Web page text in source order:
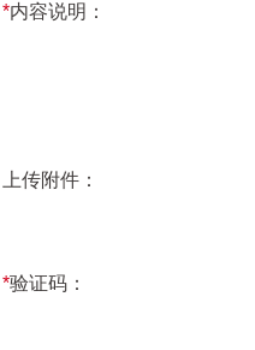
*内容说明：
上传附件：
*验证码：